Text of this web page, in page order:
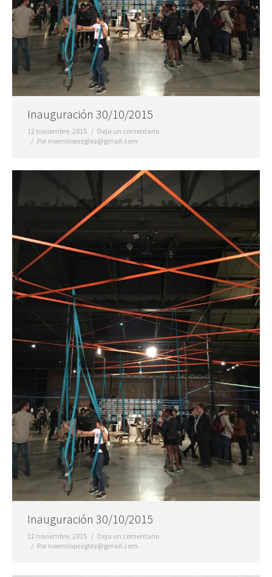
Inauguración 30/10/2015
12 noviembre, 2015
Deja un comentario
Por noemilopezglez@gmail.com
Inauguración 30/10/2015
12 noviembre, 2015
Deja un comentario
Por noemilopezglez@gmail.com